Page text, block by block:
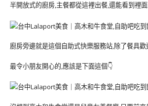
半開放式的廚房,主餐都從這裡出餐,還能看到裡
廚房旁邊就是這個自助式快樂服務站,除了餐具
最令小朋友開心的,應該是下面這個👇